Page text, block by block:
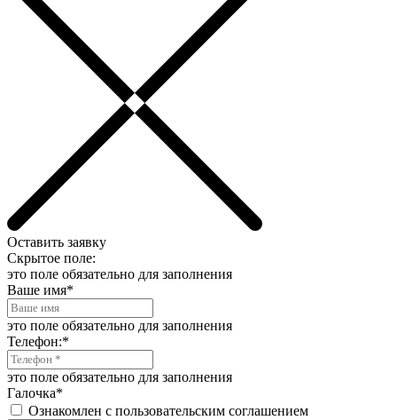
Оставить заявку
Скрытое поле:
это поле обязательно для заполнения
Ваше имя*
это поле обязательно для заполнения
Телефон:*
это поле обязательно для заполнения
Галочка*
Ознакомлен с пользовательским соглашением